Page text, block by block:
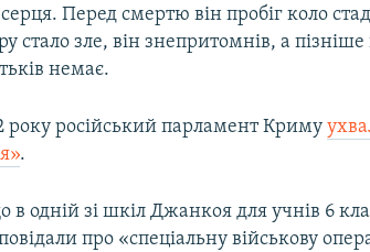
Перед смертю він пробіг коло
стало зле, він знепритомнів, а
немає.
року російський парламент Криму
.
в одній зі шкіл Джанкоя для учнів 6
про «спеціальну військову